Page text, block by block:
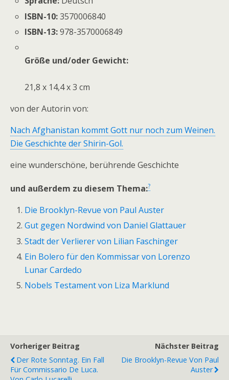
ISBN-10:3570006840
ISBN-13:978-3570006849
Größe und/oder Gewicht:
21,8 x 14,4 x 3 cm
von der Autorin von:
Nach Afghanistan kommt Gott nur noch zum Weinen.
Die Geschichte der Shirin-Gol.
eine wunderschöne, berührende Geschichte
und außerdem zu diesem Thema:?
Die Brooklyn-Revue von Paul Auster
Gut gegen Nordwind von Daniel Glattauer
Stadt der Verlierer von Lilian Faschinger
Ein Bolero für den Kommissar von Lorenzo
Lunar Cardedo
Nobels Testament von Liza Marklund
Vorheriger Beitrag
Der Rote Sonntag. Ein Fall
Für Commissario De Luca.
Nächster Beitrag
Die Brooklyn-Revue Von Paul
Auster